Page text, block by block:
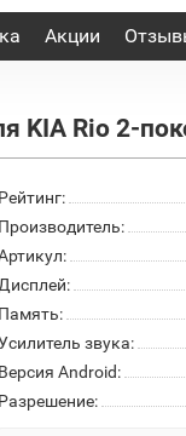
Акции
KIA Rio 2-
Рейтинг:
Производитель:
Дисплей:
Память:
звука:
Версия Android:
Разрешение: